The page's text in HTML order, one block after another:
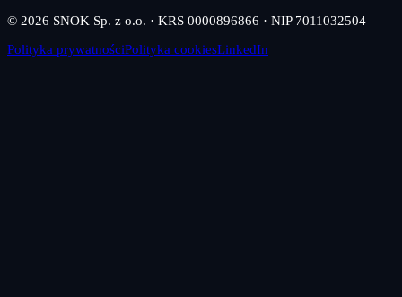
© 2026 SNOK Sp. z o.o. · KRS 0000896866 · NIP 7011032504
Polityka prywatnościPolityka cookiesLinkedIn